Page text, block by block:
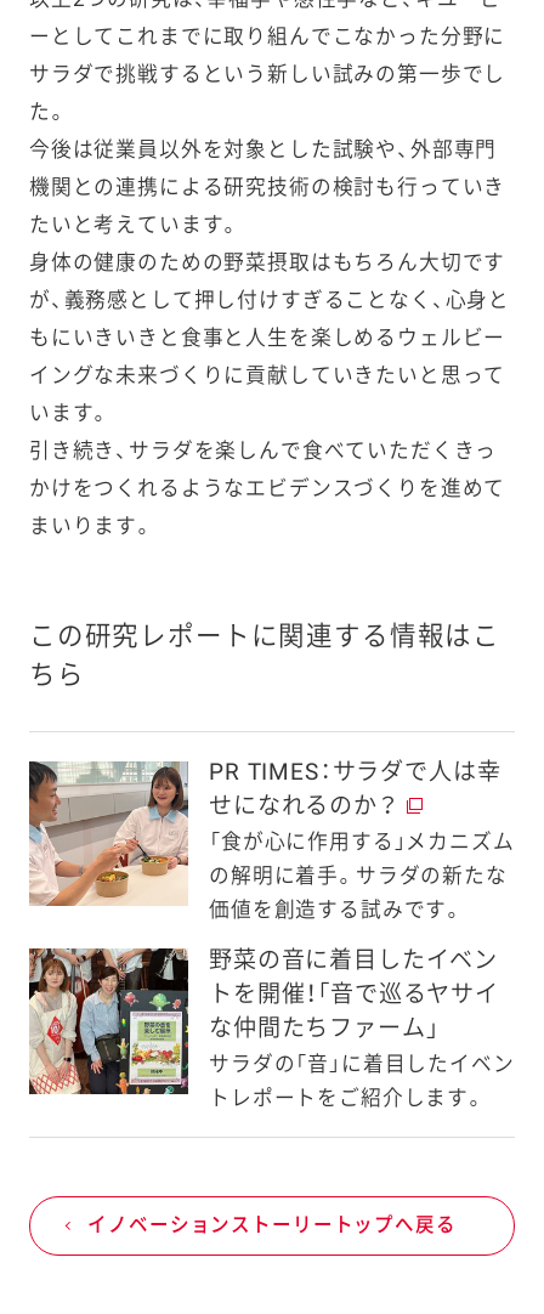
ーとしてこれまでに取り組んでこなかった分野に
サラダで挑戦するという新しい試みの第一歩でし
た。
今後は従業員以外を対象とした試験や、外部専門
機関との連携による研究技術の検討も行っていき
たいと考えています。
身体の健康のための野菜摂取はもちろん大切です
が、義務感として押し付けすぎることなく、心身と
もにいきいきと食事と人生を楽しめるウェルビー
イングな未来づくりに貢献していきたいと思って
います。
引き続き、サラダを楽しんで食べていただくきっ
かけをつくれるようなエビデンスづくりを進めて
まいります。
この研究レポートに関連する情報はこ
ちら
PR TIMES：サラダで人は幸
せになれるのか？
「食が心に作用する」メカニズム
の解明に着手。サラダの新たな
価値を創造する試みです。
野菜の音に着目したイベン
トを開催！「音で巡るヤサイ
な仲間たちファーム」
サラダの「音」に着目したイベン
トレポートをご紹介します。
イノベーションストーリートップへ戻る